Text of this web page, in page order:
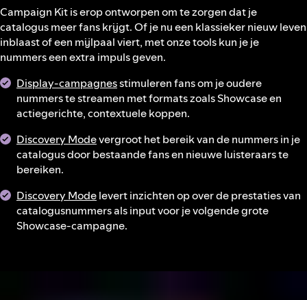
Campaign Kit is erop ontworpen om te zorgen dat je
catalogus meer fans krijgt. Of je nu een klassieker nieuw leven
inblaast of een mijlpaal viert, met onze tools kun je je
nummers een extra impuls geven.
Display-campagnesstimuleren fans om je oudere
nummers te streamen met formats zoals Showcase en
actiegerichte, contextuele koppen.
Discovery Modevergroot het bereik van de nummers in je
catalogus door bestaande fans en nieuwe luisteraars te
bereiken.
Discovery Modelevert inzichten op over de prestaties van
catalogusnummers als input voor je volgende grote
Showcase-campagne.